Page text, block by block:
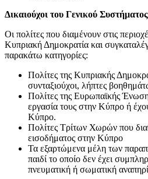
Δικαιούχοι του Γενικού
Οι πολίτες που διαμένουν στις
Κυπριακή Δημοκρατία και
παρακάτω κατηγορίες:
Πολίτες της Κυπριακής
συνταξιούχοι, λήπτες
Πολίτες της Ευρωπαϊκής
εργασία τους στην Κύπρο ή
Κύπρο.
Πολίτες Τρίτων Χωρών που
εισοδήματος στην Κύπρο
Τα εξαρτώμενα μέλη των
παιδί το οποίο δεν έχει
πνευματική ή σωματική